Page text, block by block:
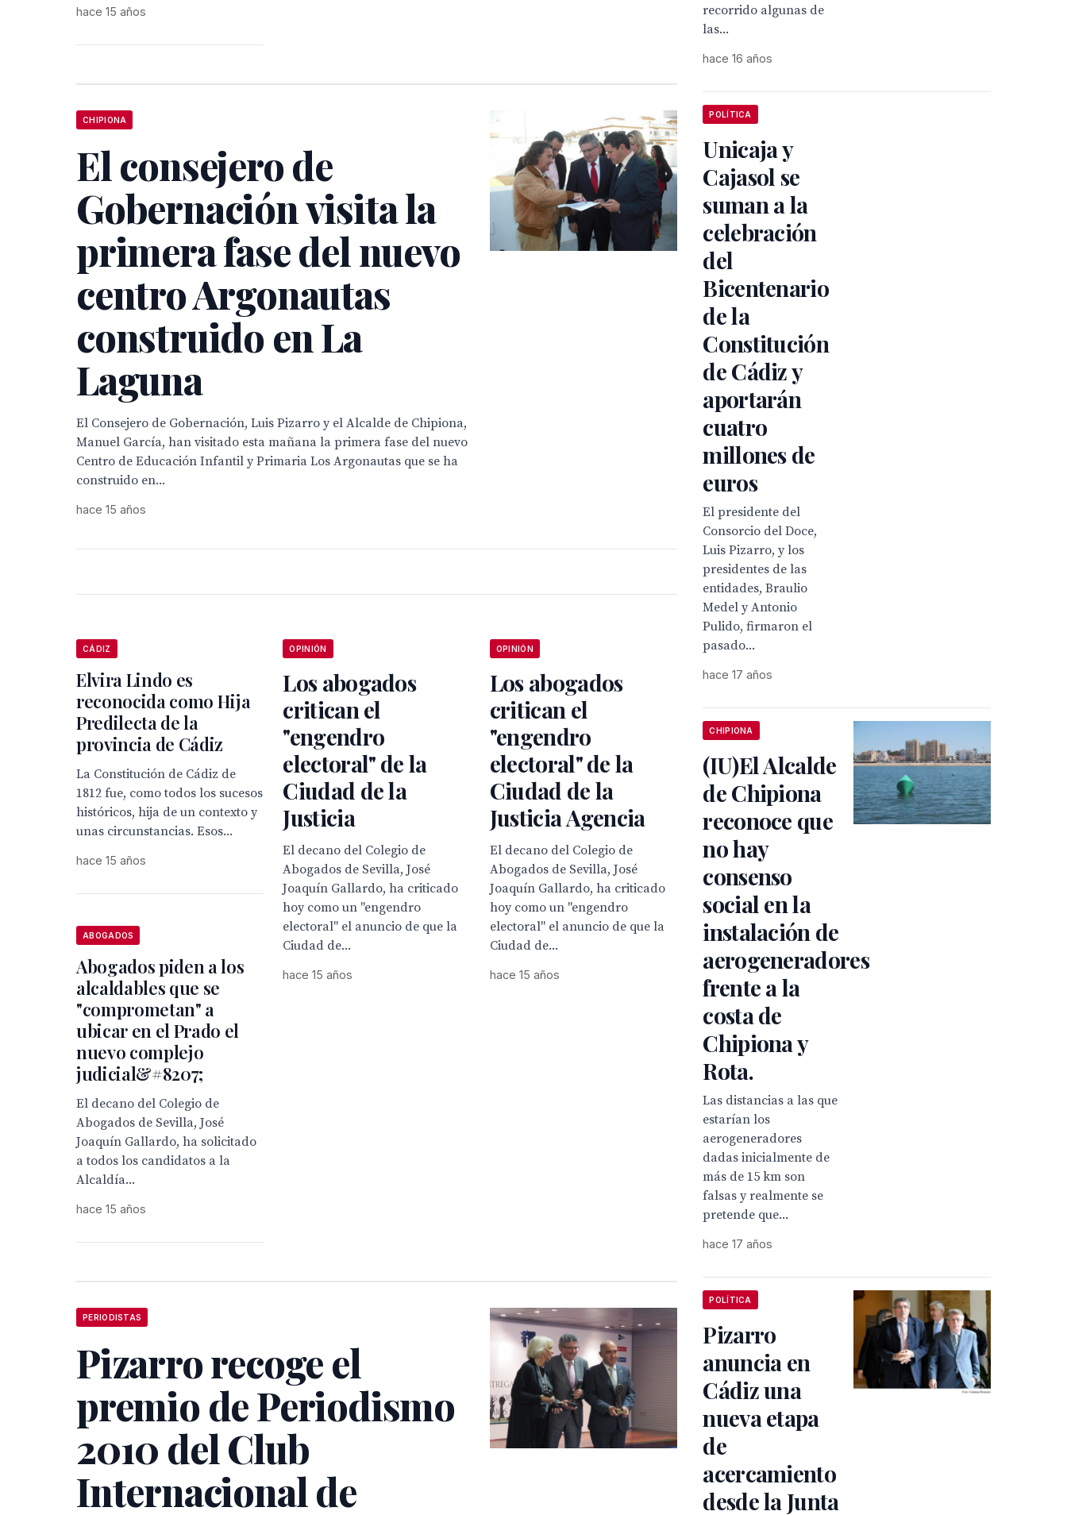
hace 15 años
CHIPIONA
El consejero de
Gobernación visita la
primera fase del nuevo
centro Argonautas
construido en La
Laguna
El Consejero de Gobernación, Luis Pizarro y el Alcalde de Chipiona,
Manuel García, han visitado esta mañana la primera fase del nuevo
Centro de Educación Infantil y Primaria Los Argonautas que se ha
construido en...
hace 15 años
CÁDIZ
Elvira Lindo es
reconocida como Hija
Predilecta de la
provincia de Cádiz
La Constitución de Cádiz de
1812 fue, como todos los sucesos
históricos, hija de un contexto y
unas circunstancias. Esos...
hace 15 años
OPINIÓN
Los abogados
critican el
"engendro
electoral" de la
Ciudad de la
Justicia
El decano del Colegio de
Abogados de Sevilla, José
Joaquín Gallardo, ha criticado
hoy como un "engendro
electoral" el anuncio de que la
Ciudad de...
hace 15 años
OPINIÓN
Los abogados
critican el
"engendro
electoral" de la
Ciudad de la
Justicia Agencia
El decano del Colegio de
Abogados de Sevilla, José
Joaquín Gallardo, ha criticado
hoy como un "engendro
electoral" el anuncio de que la
Ciudad de...
hace 15 años
ABOGADOS
Abogados piden a los
alcaldables que se
"comprometan" a
ubicar en el Prado el
nuevo complejo
judicial&#8207;
El decano del Colegio de
Abogados de Sevilla, José
Joaquín Gallardo, ha solicitado
a todos los candidatos a la
Alcaldía...
hace 15 años
PERIODISTAS
Pizarro recoge el
premio de Periodismo
2010 del Club
Internacional de
recorrido algunas de
las...
hace 16 años
POLÍTICA
Unicaja y
Cajasol se
suman a la
celebración
del
Bicentenario
de la
Constitución
de Cádiz y
aportarán
cuatro
millones de
euros
El presidente del
Consorcio del Doce,
Luis Pizarro, y los
presidentes de las
entidades, Braulio
Medel y Antonio
Pulido, firmaron el
pasado...
hace 17 años
CHIPIONA
(IU)El Alcalde
de Chipiona
reconoce que
no hay
consenso
social en la
instalación de
aerogeneradores
frente a la
costa de
Chipiona y
Rota.
Las distancias a las que
estarían los
aerogeneradores
dadas inicialmente de
más de 15 km son
falsas y realmente se
pretende que...
hace 17 años
POLÍTICA
Pizarro
anuncia en
Cádiz una
nueva etapa
de
acercamiento
desde la Junta